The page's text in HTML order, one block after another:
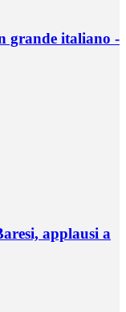
grande italiano -
applausi a